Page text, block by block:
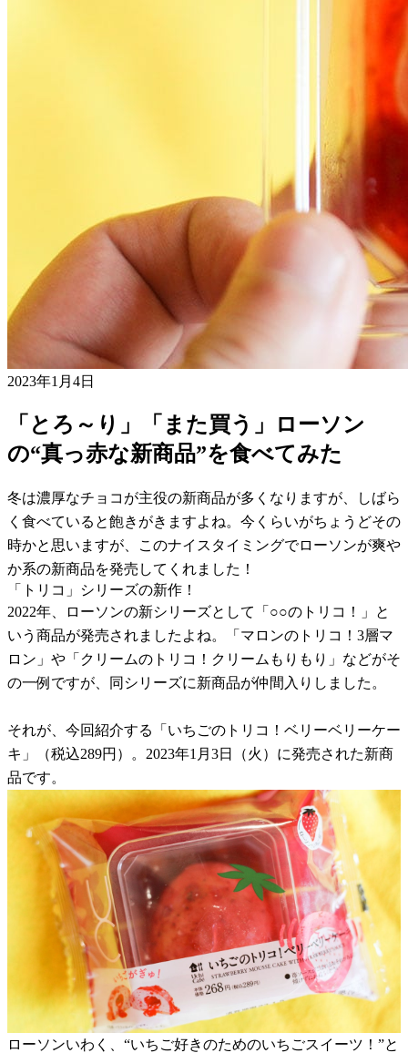
2023年1月4日
「とろ～り」「また買う」ローソン
の“真っ赤な新商品”を食べてみた
冬は濃厚なチョコが主役の新商品が多くなりますが、しばら
く食べていると飽きがきますよね。今くらいがちょうどその
時かと思いますが、このナイスタイミングでローソンが爽や
か系の新商品を発売してくれました！
「トリコ」シリーズの新作！
2022年、ローソンの新シリーズとして「○○のトリコ！」と
いう商品が発売されましたよね。「マロンのトリコ！3層マ
ロン」や「クリームのトリコ！クリームもりもり」などがそ
の一例ですが、同シリーズに新商品が仲間入りしました。
それが、今回紹介する「いちごのトリコ！ベリーベリーケー
キ」（税込289円）。2023年1月3日（火）に発売された新商
品です。
ローソンいわく、“いちご好きのためのいちごスイーツ！”と